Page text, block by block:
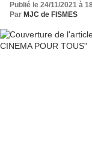
Publié le 24/11/2021 à
Par MJC de FISMES